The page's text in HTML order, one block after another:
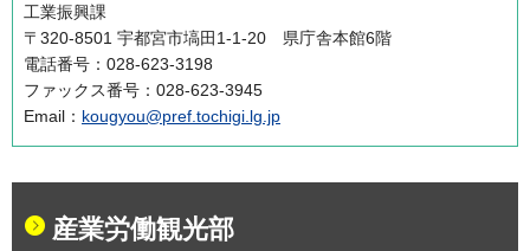
工業振興課
〒320-8501 宇都宮市塙田1-1-20 県庁舎本館6階
電話番号：028-623-3198
ファックス番号：028-623-3945
Email： kougyou@pref.tochigi.lg.jp
産業労働観光部